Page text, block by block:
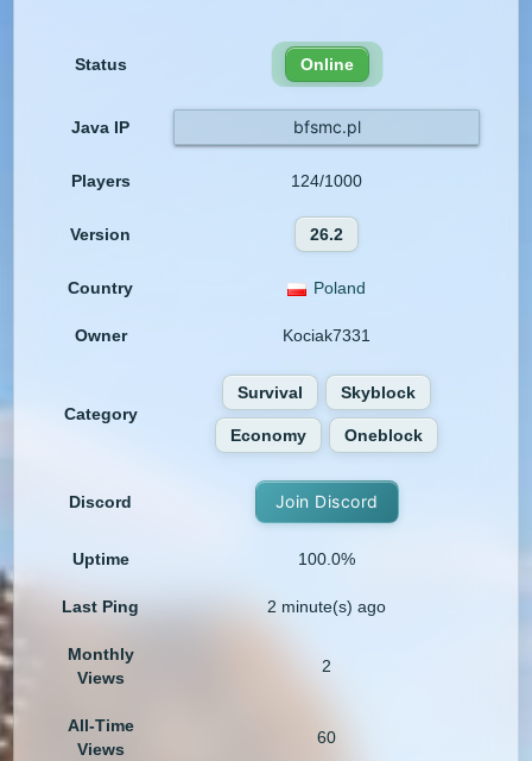
Status Online
Java IP bfsmc.pl
Players 124/1000
Version 26.2
Country Poland
Owner Kociak7331
Category
Survival Skyblock
Economy Oneblock
Discord Join Discord
Uptime 100.0%
Last Ping 2 minute(s) ago
Monthly
Views
2
All-Time
Views
60